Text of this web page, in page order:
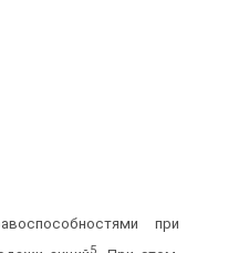
при
5